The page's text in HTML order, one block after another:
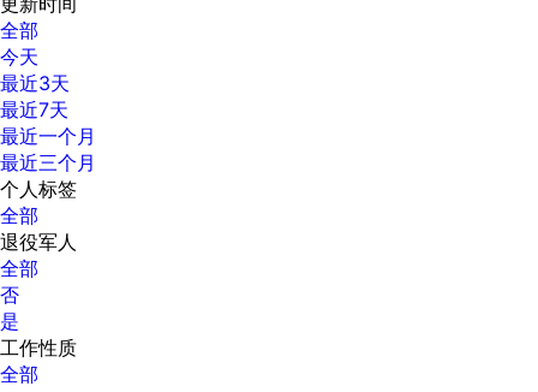
全部
今天
最近3天
最近7天
最近一个月
最近三个月
个人标签
全部
退役军人
全部
否
是
工作性质
全部